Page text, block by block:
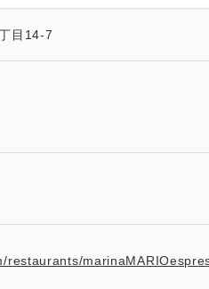
目14-7
restaurants/